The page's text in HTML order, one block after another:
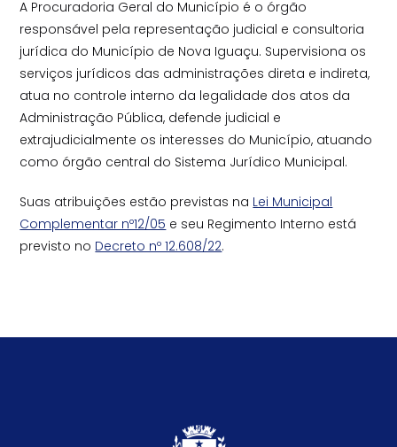
A Procuradoria Geral do Município é o órgão
responsável pela representação judicial e consultoria
jurídica do Município de Nova Iguaçu. Supervisiona os
serviços jurídicos das administrações direta e indireta,
atua no controle interno da legalidade dos atos da
Administração Pública, defende judicial e
extrajudicialmente os interesses do Município, atuando
como órgão central do Sistema Jurídico Municipal.
Suas atribuições estão previstas na Lei Municipal
Complementar nº12/05 e seu Regimento Interno está
previsto no Decreto nº 12.608/22.